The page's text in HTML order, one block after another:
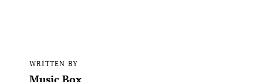
WRITTEN BY
Music Box